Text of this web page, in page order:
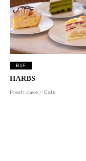
B1F
HARBS
Fresh cake／Cafe